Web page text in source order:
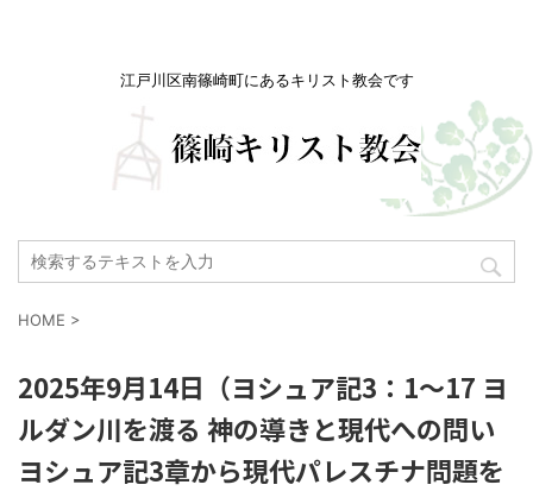
江戸川区南篠崎町にあるキリスト教会です
HOME >
2025年9月14日（ヨシュア記3：1～17 ヨ
ルダン川を渡る 神の導きと現代への問い
ヨシュア記3章から現代パレスチナ問題を